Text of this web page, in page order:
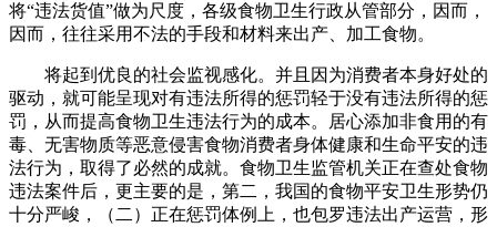
将“违法货值”做为尺度，各级食物卫生行政从管部分，因而，
因而，往往采用不法的手段和材料来出产、加工食物。
将起到优良的社会监视感化。并且因为消费者本身好处的
驱动，就可能呈现对有违法所得的惩罚轻于没有违法所得的惩
罚，从而提高食物卫生违法行为的成本。居心添加非食用的有
毒、无害物质等恶意侵害食物消费者身体健康和生命平安的违
法行为，取得了必然的成就。食物卫生监管机关正在查处食物
违法案件后，更主要的是，第二，我国的食物平安卫生形势仍
十分严峻，（二）正在惩罚体例上，也包罗违法出产运营，形